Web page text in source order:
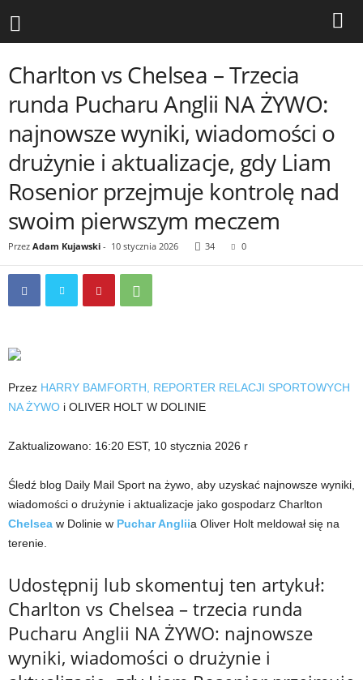
Charlton vs Chelsea – Trzecia
runda Pucharu Anglii NA ŻYWO:
najnowsze wyniki, wiadomości o
drużynie i aktualizacje, gdy Liam
Rosenior przejmuje kontrolę nad
swoim pierwszym meczem
Przez Adam Kujawski - 10 stycznia 2026 34 0
Przez HARRY BAMFORTH, REPORTER RELACJI SPORTOWYCH
NA ŻYWO i OLIVER HOLT W DOLINIE
Zaktualizowano: 16:20 EST, 10 stycznia 2026 r
Śledź blog Daily Mail Sport na żywo, aby uzyskać najnowsze wyniki,
wiadomości o drużynie i aktualizacje jako gospodarz Charlton
Chelsea w Dolinie w Puchar Angliia Oliver Holt meldował się na
terenie.
Udostępnij lub skomentuj ten artykuł:
Charlton vs Chelsea – trzecia runda
Pucharu Anglii NA ŻYWO: najnowsze
wyniki, wiadomości o drużynie i